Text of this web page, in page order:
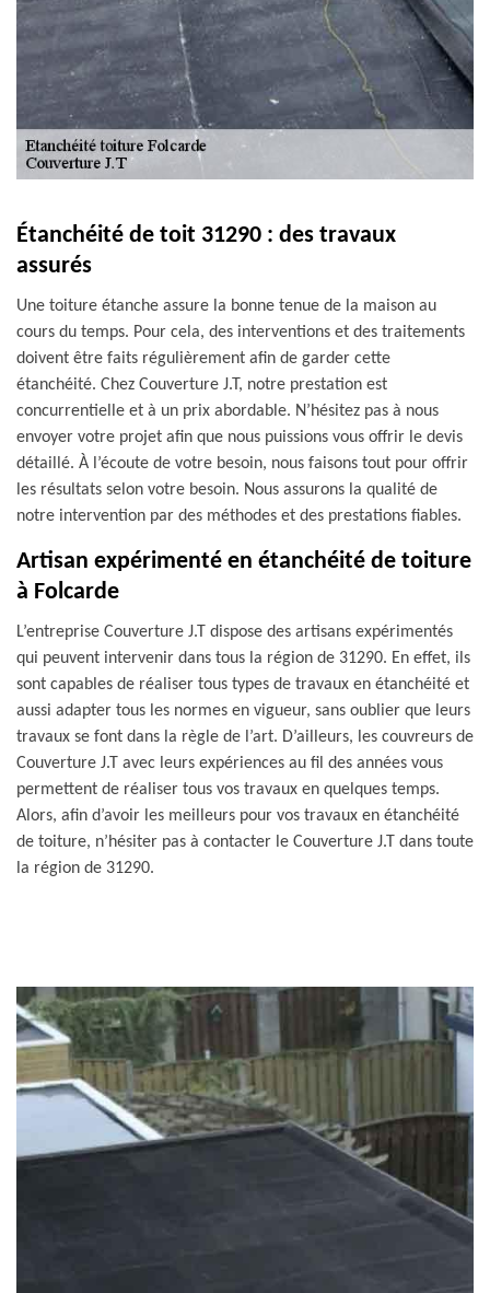
Étanchéité de toit 31290 : des travaux
assurés
Une toiture étanche assure la bonne tenue de la maison au
cours du temps. Pour cela, des interventions et des traitements
doivent être faits régulièrement afin de garder cette
étanchéité. Chez Couverture J.T, notre prestation est
concurrentielle et à un prix abordable. N’hésitez pas à nous
envoyer votre projet afin que nous puissions vous offrir le devis
détaillé. À l’écoute de votre besoin, nous faisons tout pour offrir
les résultats selon votre besoin. Nous assurons la qualité de
notre intervention par des méthodes et des prestations fiables.
Artisan expérimenté en étanchéité de toiture
à Folcarde
L’entreprise Couverture J.T dispose des artisans expérimentés
qui peuvent intervenir dans tous la région de 31290. En effet, ils
sont capables de réaliser tous types de travaux en étanchéité et
aussi adapter tous les normes en vigueur, sans oublier que leurs
travaux se font dans la règle de l’art. D’ailleurs, les couvreurs de
Couverture J.T avec leurs expériences au fil des années vous
permettent de réaliser tous vos travaux en quelques temps.
Alors, afin d’avoir les meilleurs pour vos travaux en étanchéité
de toiture, n’hésiter pas à contacter le Couverture J.T dans toute
la région de 31290.